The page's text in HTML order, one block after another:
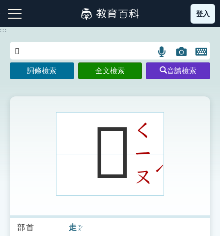
到
主
:::
注音索引圖示 筆畫索引圖示 部首索引表圖示
索引選單
登入
:::
語
言
搜
示
圖
片
搜
開
鍵
圖
詞條檢索 全文檢索 音讀檢索
𧻱 ㄑ
ㄧ
ㄡ
ˊ
部首 走 ㄗㄡˇ